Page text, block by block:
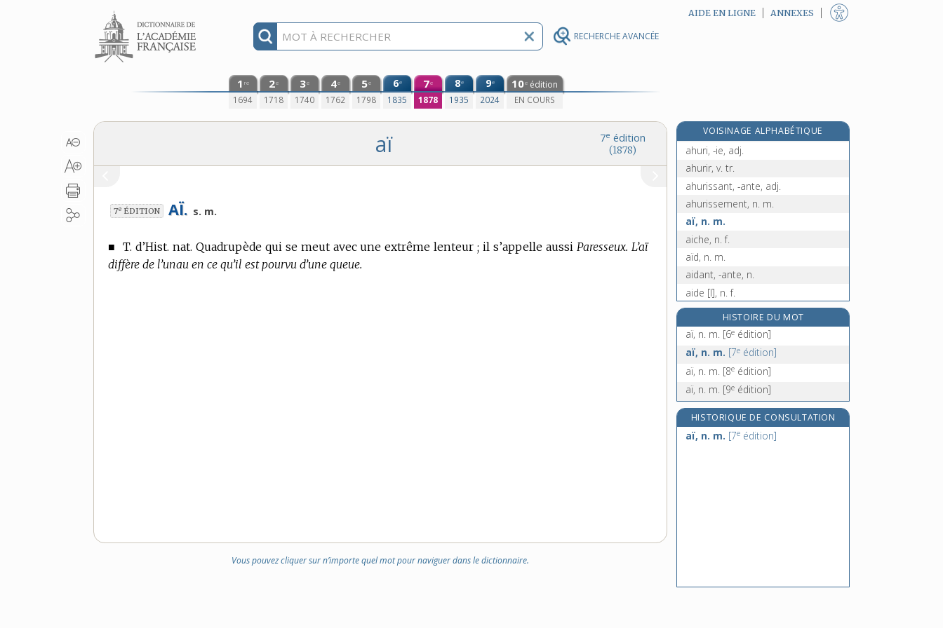
RECHERCHE AVANCÉE
Aller au contenu AIDE EN LIGNE ANNEXES
1 re
1694
2e
1718
3e
1740
4e
1762
5e
1798
6e
1835
7e
1878
8e
1935
9e
2024
10e édition
EN COURS
7e édition
(1878)
aï
7e ÉDITION AÏ. s. m.
■ T. d’Hist. nat. Quadrupède qui se meut avec une extrême lenteur ; il s’appelle aussi Paresseux. L’aï
diffère de l’unau en ce qu’il est pourvu d’une queue.
Vous pouvez cliquer sur n’importe quel mot pour naviguer dans le dictionnaire.
VOISINAGE ALPHABÉTIQUE
ahi !, interj.[8eédition]
ahuri, -ie, adj.
ahurir, v. tr.
ahurissant, -ante, adj.
ahurissement, n. m.
aï, n. m.
aiche, n. f.
aïd, n. m.
aidant, -ante, n.
aide [I], n. f.
aide [II], n.
aide-maçon, n. m.
aide-mémoire, n. m. inv.
HISTOIRE DU MOT
aï, n. m. [6e édition]
aï, n. m. [7e édition]
aï, n. m. [8e édition]
aï, n. m. [9e édition]
HISTORIQUE DE CONSULTATION
aï, n. m. [7e édition]